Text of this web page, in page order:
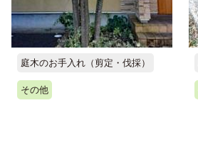
庭木のお手入れ（剪定・伐採）
その他